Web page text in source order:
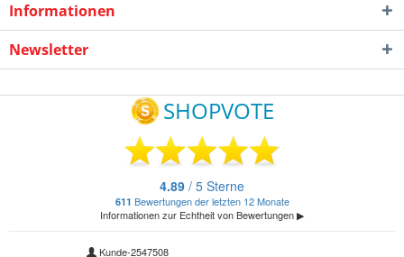
Informationen
Newsletter